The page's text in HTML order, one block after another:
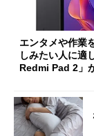
エンタメや作業
しみたい人に適
Redmi Pad 2」